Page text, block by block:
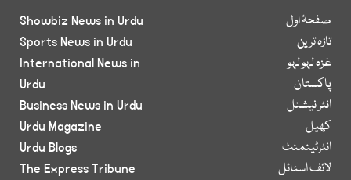
صفحۂ اول
تازہ ترین
غزہ لہو لہو
پاکستان
انٹر نیشنل
کھیل
انٹرٹینمنٹ
لائف اسٹائل
Showbiz News in Urdu
Sports News in Urdu
International News in
Urdu
Business News in Urdu
Urdu Magazine
Urdu Blogs
The Express Tribune